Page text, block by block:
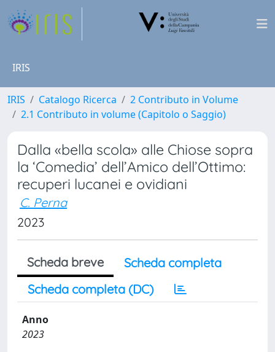
IRIS
IRIS Catalogo Ricerca
2 Contributo in Volume
2.1 Contributo in volume (Capitolo o Saggio)
Dalla «bella scola» alle Chiose sopra
la ‘Comedia’ dell’Amico dell’Ottimo:
recuperi lucanei e ovidiani
C. Perna
2023
Scheda breve
Scheda completa
Scheda completa (DC)
Anno
2023